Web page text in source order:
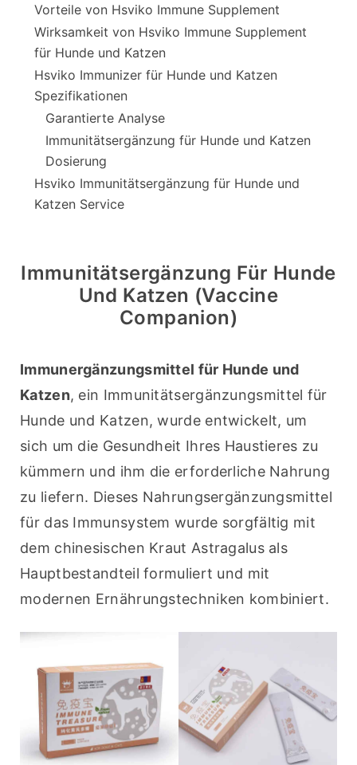
Vorteile von Hsviko Immune Supplement
Wirksamkeit von Hsviko Immune Supplement
für Hunde und Katzen
Hsviko Immunizer für Hunde und Katzen
Spezifikationen
Garantierte Analyse
Immunitätsergänzung für Hunde und Katzen
Dosierung
Hsviko Immunitätsergänzung für Hunde und
Katzen Service
Immunitätsergänzung Für Hunde
Und Katzen (Vaccine
Companion)
Immunergänzungsmittel für Hunde und
Katzen, ein Immunitätsergänzungsmittel für
Hunde und Katzen, wurde entwickelt, um
sich um die Gesundheit Ihres Haustieres zu
kümmern und ihm die erforderliche Nahrung
zu liefern. Dieses Nahrungsergänzungsmittel
für das Immunsystem wurde sorgfältig mit
dem chinesischen Kraut Astragalus als
Hauptbestandteil formuliert und mit
modernen Ernährungstechniken kombiniert.